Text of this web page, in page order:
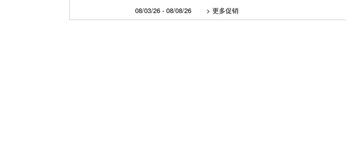
08/03/26 - 08/08/26 > 更多促销